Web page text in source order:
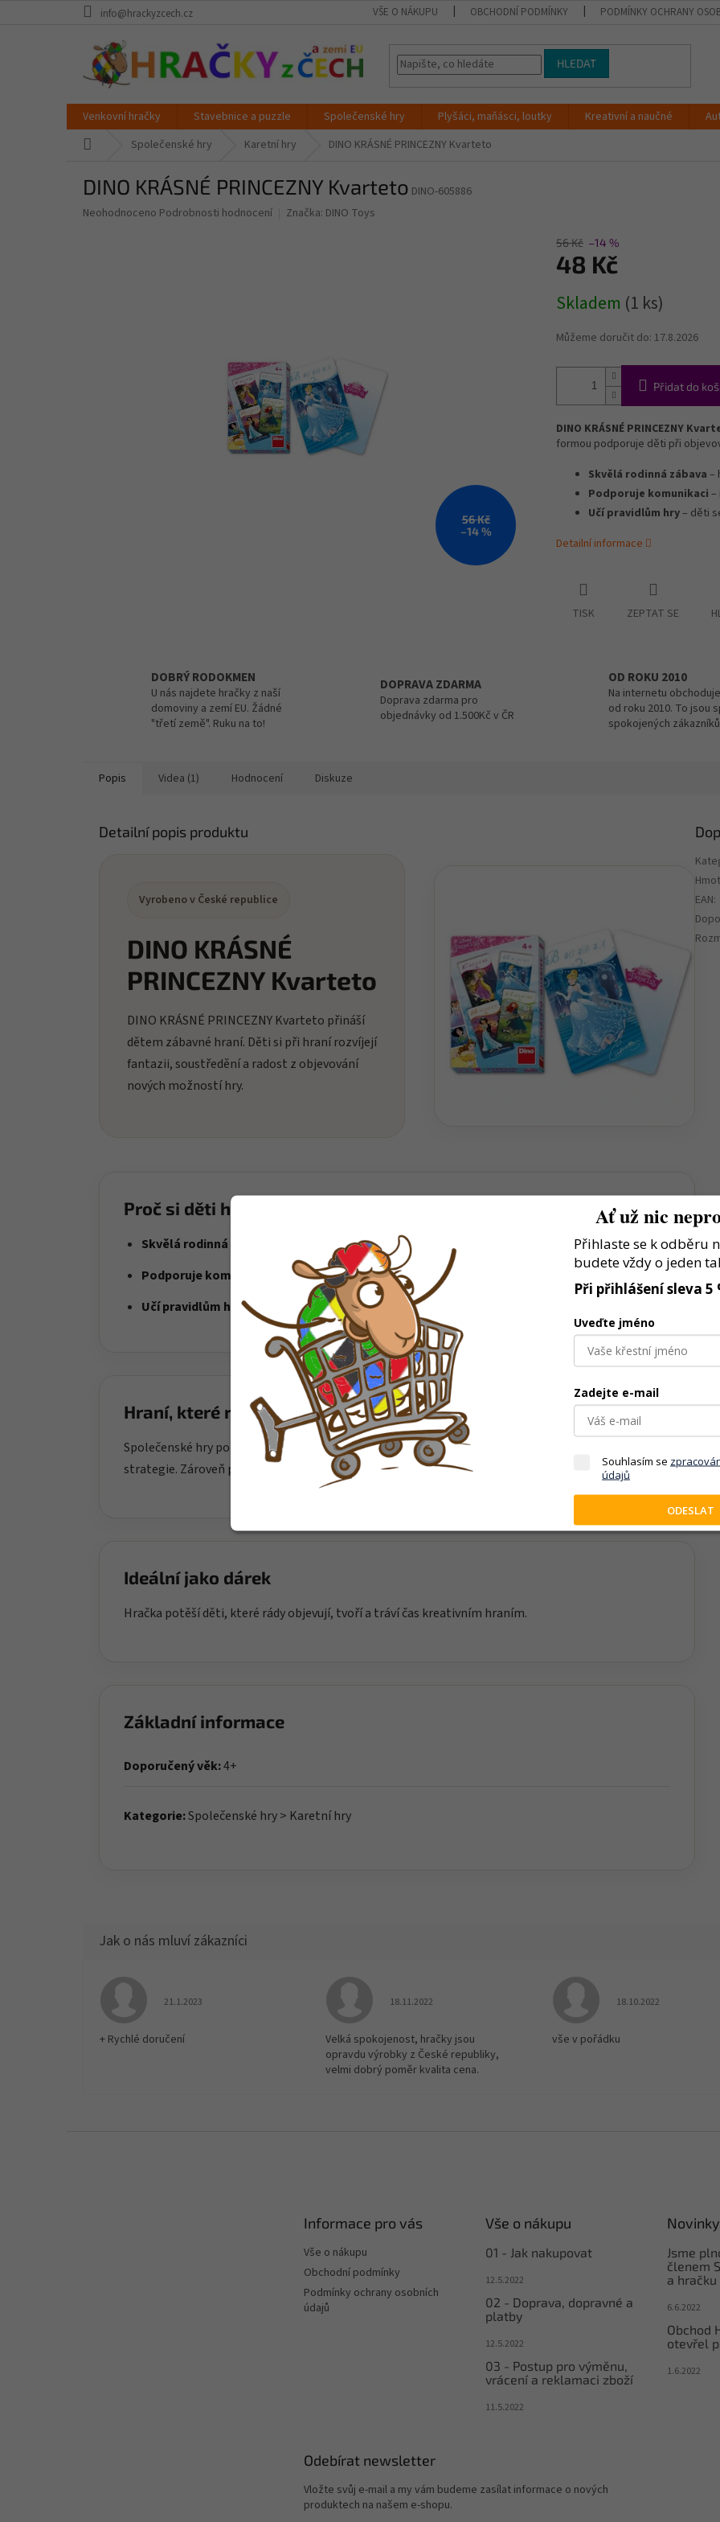
info@hrackyzcech.cz VŠE O NÁKUPU OBCHODNÍ PODMÍNKY PODMÍNKY OCHRANY
HLEDAT
Venkovní hračky Stavebnice a puzzle Společenské hry Plyšáci, maňásci, loutky Kreativní a naučné
Společenské hry Karetní hry DINO KRÁSNÉ PRINCEZNY Kvarteto
DINO KRÁSNÉ PRINCEZNY Kvarteto DINO-605886
Průměrné
Neohodnoceno Podrobnosti hodnocení Značka: DINO Toys
56 Kč
–14 %
56 Kč –14 %
48 Kč
cena:
Skladem (1 ks)
Můžeme doručit do: 17.8.2026
Přidat do
DINO KRÁSNÉ PRINCEZNY
formou podporuje děti při
Skvělá rodinná zábava –
Podporuje komunikaci –
Učí pravidlům hry– děti
Detailní informace
TISK ZEPTAT SE
DOBRÝ RODOKMEN
U nás najdete hračky z naší
domoviny a zemí EU. Žádné
"třetí země". Ruku na to!
DOPRAVA ZDARMA
Doprava zdarma pro
objednávky od 1.500Kč v ČR
OD ROKU 2010
Na internetu
od roku 2010. To jsou
spokojených
Popis Videa (1) Hodnocení Diskuze
Detailní popis produktu
Vyrobeno v České republice
DINO KRÁSNÉ
PRINCEZNY Kvarteto
DINO KRÁSNÉ PRINCEZNY Kvarteto přináší
dětem zábavné hraní. Děti si při hraní rozvíjejí
fantazii, soustředění a radost z objevování
nových možností hry.
Proč si děti hračku oblíbí?
Skvělá rodinná zábava
– hra pro děti i dospělé
Podporuje komunikaci
– ideální pro společné chvíle
Učí pravidlům hry– děti se přirozeně učí férovému hraní
Hraní, které rozvíjí
Společenské hry pomáhají dětem učit se spolupracovat, dodržovat pravidla a zvládat první herní
strategie. Zároveň podporují komunikaci a společně strávený čas.
Ideální jako dárek
Hračka potěší děti, které rády objevují, tvoří a tráví čas kreativním hraním.
Základní informace
Doporučený věk:4+
Kategorie:Společenské hry > Karetní hry
EAN:
Hodnocení obchodu je 5 z 5 hvězdiček.
21.1.2023
+ Rychlé doručení
Hodnocení obchodu je 5 z 5 hvězdiček.
18.11.2022
Velká spokojenost, hračky jsou
opravdu výrobky z České republiky,
velmi dobrý poměr kvalita cena.
Hodnocení obchodu
18.10.2022
vše v pořádku
Informace pro vás
Vše o nákupu
Obchodní podmínky
Podmínky ochrany osobních
údajů
Vše o nákupu
01 - Jak nakupovat
12.5.2022
02 - Doprava, dopravné a
platby
12.5.2022
03 - Postup pro výměnu,
vrácení a reklamaci zboží
11.5.2022
Novinky
Jsme
členem
a hračku
6.6.2022
Obchod
otevřel
1.6.2022
Odebírat newsletter
Vložte svůj e-mail a my vám budeme zasílat informace o nových
produktech na našem e-shopu.
Ať už nic
Přihlaste se k odběru
budete vždy o jeden
Při přihlášení sleva 5
Uveďte jméno
Zadejte e-mail
Souhlasím se
údajů
ODESLAT